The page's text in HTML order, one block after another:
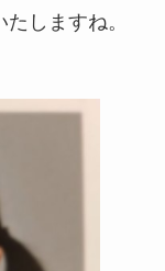
しますね。